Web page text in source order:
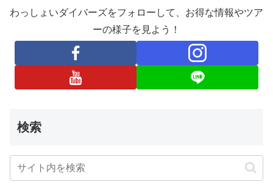
わっしょいダイバーズをフォローして、お得な情報やツア
ーの様子を見よう！
検索